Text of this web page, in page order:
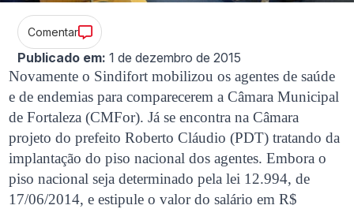
Comentar
Publicado em: 1 de dezembro de 2015
Novamente o Sindifort mobilizou os agentes de saúde
e de endemias para comparecerem a Câmara Municipal
de Fortaleza (CMFor). Já se encontra na Câmara
projeto do prefeito Roberto Cláudio (PDT) tratando da
implantação do piso nacional dos agentes. Embora o
piso nacional seja determinado pela lei 12.994, de
17/06/2014, e estipule o valor do salário em R$